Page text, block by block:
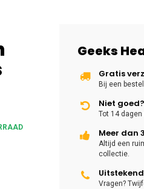
Geeks
Gratis
Bij een
Niet
Tot 14
Meer dan
Altijd een
collectie.
Vragen?